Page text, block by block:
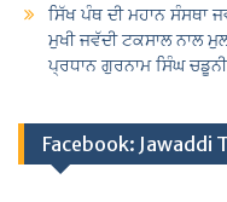
ਸਿੱਖ ਪੰਥ ਦੀ ਮਹਾਨ ਸੰਸਥਾ
ਮੁਖੀ ਜਵੱਦੀ ਟਕਸਾਲ ਨਾਲ
ਪ੍ਰਧਾਨ ਗੁਰਨਾਮ ਸਿੰਘ
Facebook: Jawaddi